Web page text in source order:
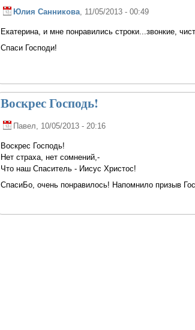
Юлия Санникова, 11/05/2013 - 00:49
Екатерина, и мне понравились строки...звонкие,
Спаси Господи!
Воскрес Господь!
Павел, 10/05/2013 - 20:16
Воскрес Господь!
Нет страха, нет сомнений,-
Что наш Спаситель - Иисус Христос!
СпасиБо, очень понравилось! Напомнило призыв